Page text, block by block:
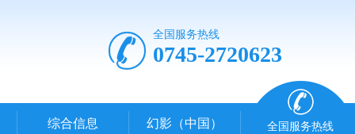
全国服务热线
0745-2720623
综合信息 幻影（中国） 全国服务热线